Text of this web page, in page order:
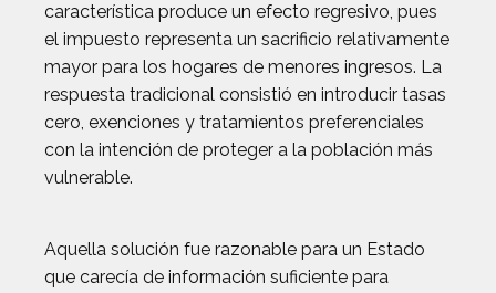
característica produce un efecto regresivo, pues
el impuesto representa un sacrificio relativamente
mayor para los hogares de menores ingresos. La
respuesta tradicional consistió en introducir tasas
cero, exenciones y tratamientos preferenciales
con la intención de proteger a la población más
vulnerable.
Aquella solución fue razonable para un Estado
que carecía de información suficiente para